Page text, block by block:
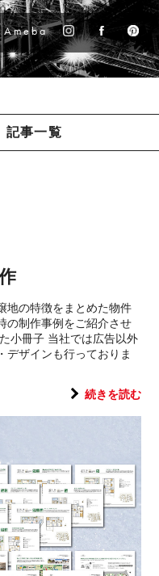
Ameba
記事一覧
地の特徴をまとめた物件
の制作事例をご紹介させ
小冊子 当社では広告以外
デザインも行っておりま
続きを読む